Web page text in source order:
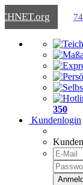
.org
350
Kundenlogin